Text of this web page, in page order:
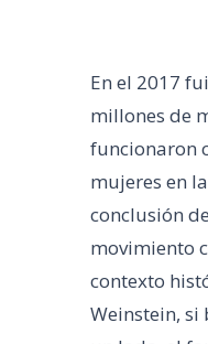
En el 2017
millones de
funcionaron
mujeres en
conclusión
movimiento
contexto
Weinstein, si